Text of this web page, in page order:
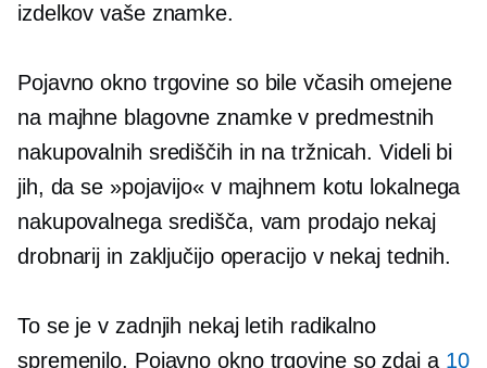
izdelkov vaše znamke.
Pojavno oknotrgovine so bile včasih omejene
na majhne blagovne znamke v predmestnih
nakupovalnih središčih in na tržnicah. Videli bi
jih, da se »pojavijo« v majhnem kotu lokalnega
nakupovalnega središča, vam prodajo nekaj
drobnarij in zaključijo operacijo v nekaj tednih.
To se je v zadnjih nekaj letih radikalno
spremenilo. Pojavno oknotrgovine so zdaj a 10